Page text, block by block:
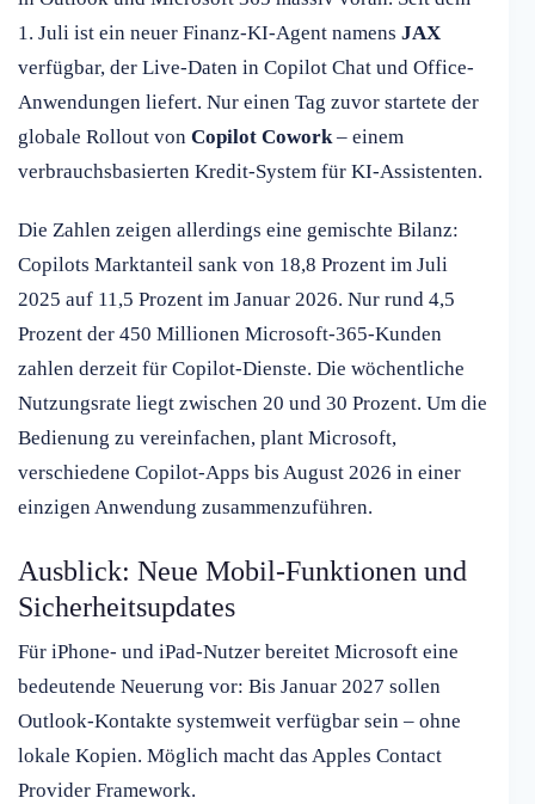
1. Juli ist ein neuer Finanz-KI-Agent namens JAX
verfügbar, der Live-Daten in Copilot Chat und Office-
Anwendungen liefert. Nur einen Tag zuvor startete der
globale Rollout von Copilot Cowork– einem
verbrauchsbasierten Kredit-System für KI-Assistenten.
Die Zahlen zeigen allerdings eine gemischte Bilanz:
Copilots Marktanteil sank von 18,8 Prozent im Juli
2025 auf 11,5 Prozent im Januar 2026. Nur rund 4,5
Prozent der 450 Millionen Microsoft-365-Kunden
zahlen derzeit für Copilot-Dienste. Die wöchentliche
Nutzungsrate liegt zwischen 20 und 30 Prozent. Um die
Bedienung zu vereinfachen, plant Microsoft,
verschiedene Copilot-Apps bis August 2026 in einer
einzigen Anwendung zusammenzuführen.
Ausblick: Neue Mobil-Funktionen und
Sicherheitsupdates
Für iPhone- und iPad-Nutzer bereitet Microsoft eine
bedeutende Neuerung vor: Bis Januar 2027 sollen
Outlook-Kontakte systemweit verfügbar sein – ohne
lokale Kopien. Möglich macht das Apples Contact
Provider Framework.